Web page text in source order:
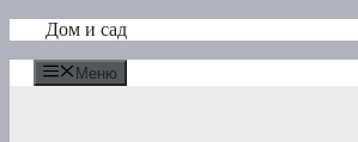
Перейти
содержимому
Дом и сад
Меню